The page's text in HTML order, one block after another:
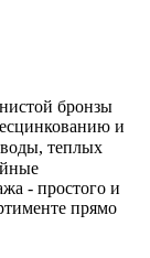
бронзы
и
теплых
- простого и
прямо